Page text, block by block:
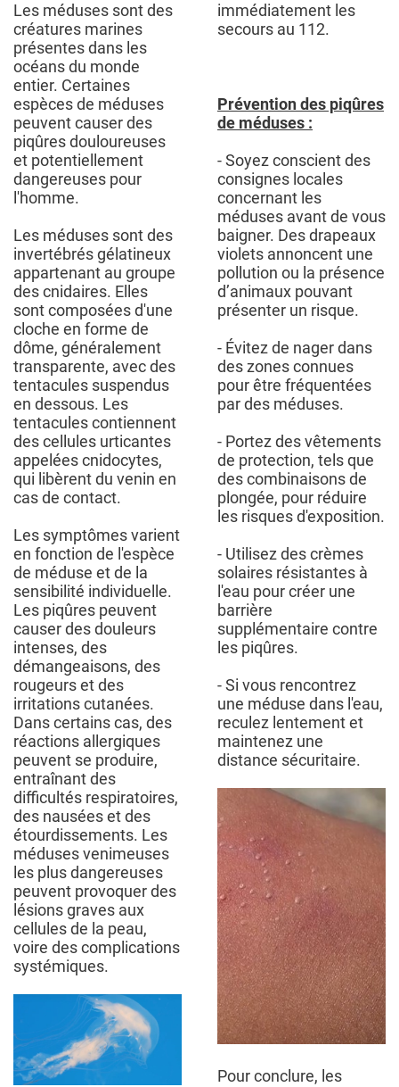
Les méduses sont des
créatures marines
présentes dans les
océans du monde
entier. Certaines
espèces de méduses
peuvent causer des
piqûres douloureuses
et potentiellement
dangereuses pour
l'homme.
Les méduses sont des
invertébrés gélatineux
appartenant au groupe
des cnidaires. Elles
sont composées d'une
cloche en forme de
dôme, généralement
transparente, avec des
tentacules suspendus
en dessous. Les
tentacules contiennent
des cellules urticantes
appelées cnidocytes,
qui libèrent du venin en
cas de contact.
Les symptômes varient
en fonction de l'espèce
de méduse et de la
sensibilité individuelle.
Les piqûres peuvent
causer des douleurs
intenses, des
démangeaisons, des
rougeurs et des
irritations cutanées.
Dans certains cas, des
réactions allergiques
peuvent se produire,
entraînant des
difficultés respiratoires,
des nausées et des
étourdissements. Les
méduses venimeuses
les plus dangereuses
peuvent provoquer des
lésions graves aux
cellules de la peau,
voire des complications
systémiques.
immédiatement les
secours au 112.
Prévention des piqûres
de méduses :
- Soyez conscient des
consignes locales
concernant les
méduses avant de vous
baigner. Des drapeaux
violets annoncent une
pollution ou la présence
d’animaux pouvant
présenter un risque.
- Évitez de nager dans
des zones connues
pour être fréquentées
par des méduses.
- Portez des vêtements
de protection, tels que
des combinaisons de
plongée, pour réduire
les risques d'exposition.
- Utilisez des crèmes
solaires résistantes à
l'eau pour créer une
barrière
supplémentaire contre
les piqûres.
- Si vous rencontrez
une méduse dans l'eau,
reculez lentement et
maintenez une
distance sécuritaire.
Pour conclure, les